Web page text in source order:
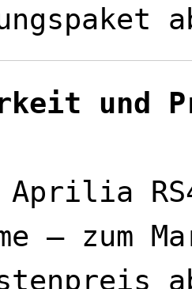
und
Aprilia
– zum